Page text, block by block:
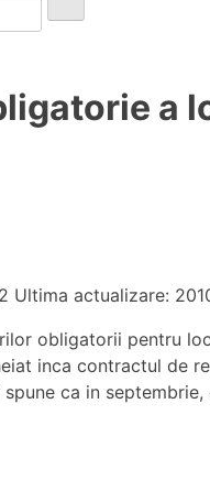
a
Ultima actualizare:
obligatorii pentru
inca contractul de
spune ca in